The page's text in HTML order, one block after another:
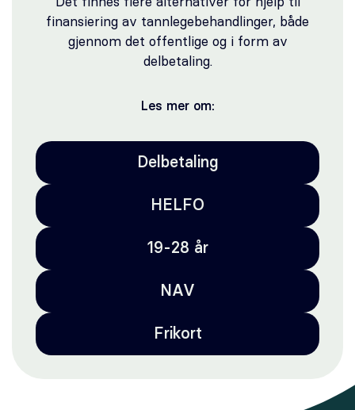
finansiering av tannlegebehandlinger, både
gjennom det offentlige og i form av
delbetaling.
Les mer om:
Delbetaling
HELFO
19-28 år
NAV
Frikort